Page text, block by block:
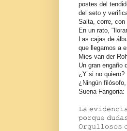
postes del
del seto y
Salta, corre, con
En un rato,
Las cajas de
que llegamos a
Mies van der
Un gran engaño
¿Y si no quiero?
¿Ningún
Suena Fangoria:
𝙻𝚊
𝚙𝚘𝚛𝚚𝚞𝚎
𝙾𝚛𝚐𝚞𝚕𝚕𝚘𝚜𝚘𝚜